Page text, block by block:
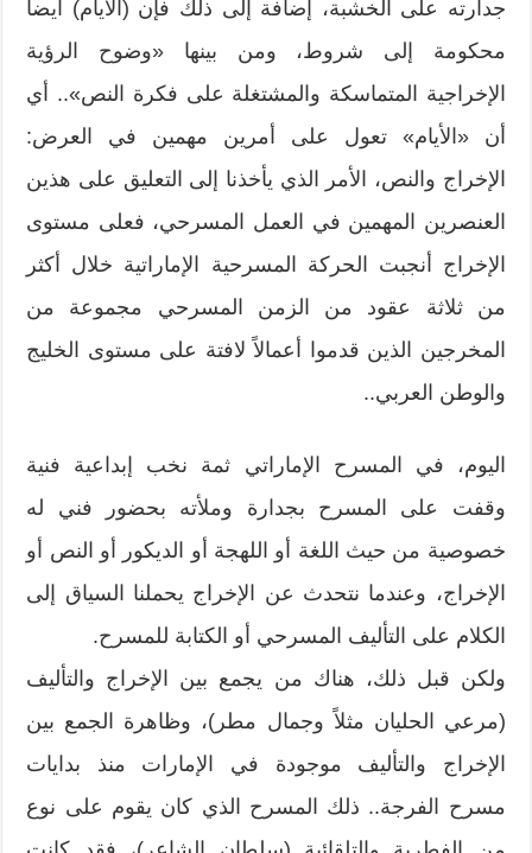
جدارته على الخشبة، إضافة إلى ذلك فإن (الأيام) أيضاً
محكومة إلى شروط، ومن بينها «وضوح الرؤية
الإخراجية المتماسكة والمشتغلة على فكرة النص».. أي
أن «الأيام» تعول على أمرين مهمين في العرض:
الإخراج والنص، الأمر الذي يأخذنا إلى التعليق على هذين
العنصرين المهمين في العمل المسرحي، فعلى مستوى
الإخراج أنجبت الحركة المسرحية الإماراتية خلال أكثر
من ثلاثة عقود من الزمن المسرحي مجموعة من
المخرجين الذين قدموا أعمالاً لافتة على مستوى الخليج
والوطن العربي..
اليوم، في المسرح الإماراتي ثمة نخب إبداعية فنية
وقفت على المسرح بجدارة وملأته بحضور فني له
خصوصية من حيث اللغة أو اللهجة أو الديكور أو النص أو
الإخراج، وعندما نتحدث عن الإخراج يحملنا السياق إلى
الكلام على التأليف المسرحي أو الكتابة للمسرح.
ولكن قبل ذلك، هناك من يجمع بين الإخراج والتأليف
(مرعي الحليان مثلاً وجمال مطر)، وظاهرة الجمع بين
الإخراج والتأليف موجودة في الإمارات منذ بدايات
مسرح الفرجة.. ذلك المسرح الذي كان يقوم على نوع